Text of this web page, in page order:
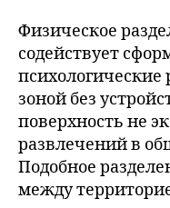
Физическое
содействует
психологические
зоной без
поверхность не
развлечений в
Подобное
между